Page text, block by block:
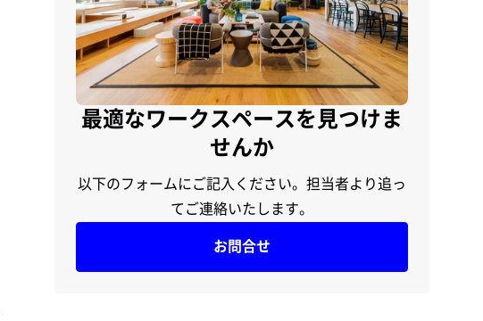
最適なワークスペースを見つけま
せんか
以下のフォームにご記入ください。担当者より追っ
てご連絡いたします。
お問合せ